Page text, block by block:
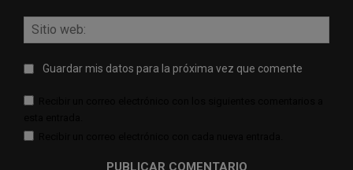
Guardar mis datos para la próxima vez que comente